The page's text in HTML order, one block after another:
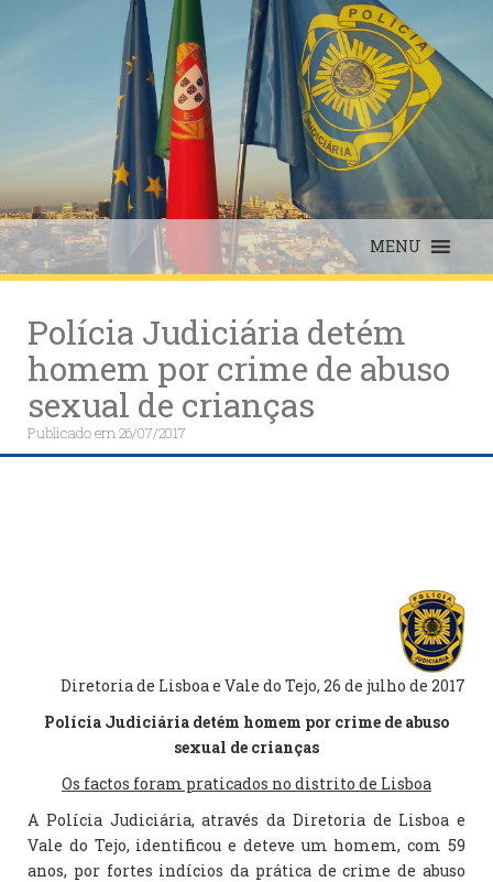
MENU
Polícia Judiciária detém
homem por crime de abuso
sexual de crianças
Publicado em26/07/2017
Diretoria de Lisboa e Vale do Tejo, 26 de julho de 2017
Polícia Judiciária detém homem por crime de abuso
sexual de crianças
Os factos foram praticados no distrito de Lisboa
A Polícia Judiciária, através da Diretoria de Lisboa e
Vale do Tejo, identificou e deteve um homem, com 59
anos, por fortes indícios da prática de crime de abuso